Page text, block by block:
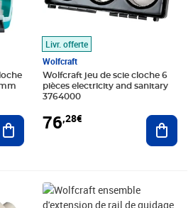
Ajouter au panier
Livr. offerte
Wolfcraft
Wolfcraft jeu de scie cloche 6
pièces electricity and sanitary
3764000
76,28€
Prix 76,39€